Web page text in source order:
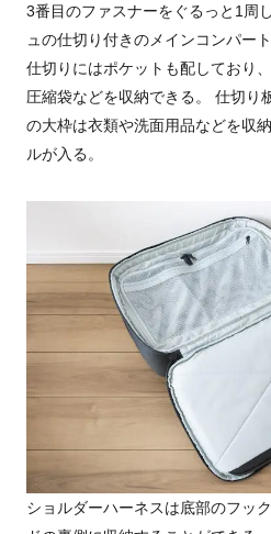
3番目のファスナーをぐるっと1周
ュの仕切り付きのメインコンパー
仕切りにはポケットも配しており
圧縮袋などを収納できる。 仕切り
の大枠は衣類や洗面用品などを収
ルが入る。
ショルダーハーネスは底部のフッ